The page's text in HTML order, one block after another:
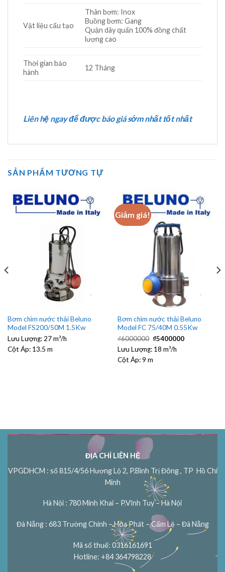
Vật liệu cấu tạo
Thân bơm: Inox
Buồng bơm: Gang
Quận dây quấn 100% đồng chất
lượng cao
Thời gian bảo
hành
12 Tháng
Liên hệ ngay để được báo giá sớm nhất tốt nhất
SẢN PHẨM TƯƠNG TỰ
Bơm chìm nước thải Beluno
Model FS200/50M 1.5Kw
Lưu Lượng:27 m³/h
Cột Áp: 13.5 m
Giảm giá!
Bơm chìm nước thải Beluno
Model FC 75/40M 0.55Kw
₫6000000 Giá
gốc
là:
₫5400000Giá
hiện
Lưu Lượng: 18 m³/h
Cột Áp:9 m
ĐỊA CHỈ LIÊN HỆ
VPGDHCM : số 815/4/56 Hương Lộ 2, P.Bình Trị Đông , TP Hồ Chí
Minh
Hà Nội : 780 Minh Khai – P.Vĩnh Tuy – Hà Nội
Đà Nẵng : 683 Trường Chinh – Hòa Phát – Cẩm Lệ – Đà Nẵng
Mã số thuế: 0316161691
Hotline: +84 364798228